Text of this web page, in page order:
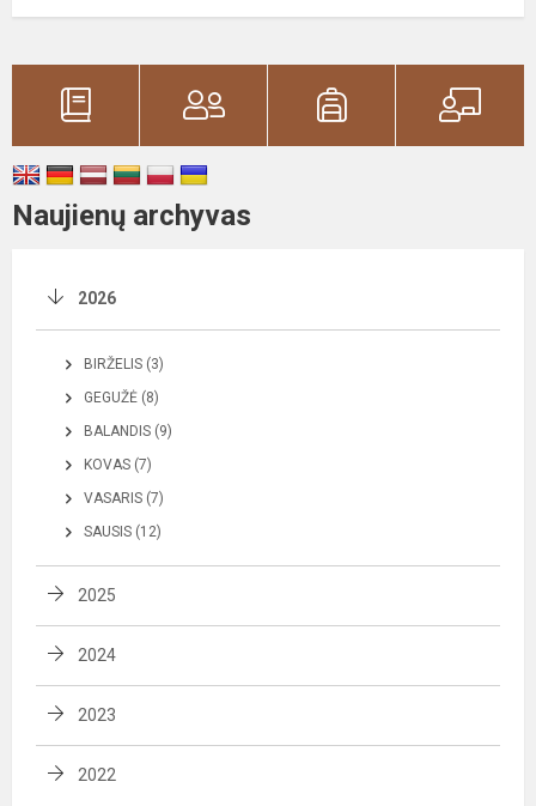
Naujienų archyvas
2026
BIRŽELIS (3)
GEGUŽĖ (8)
BALANDIS (9)
KOVAS (7)
VASARIS (7)
SAUSIS (12)
2025
2024
2023
2022